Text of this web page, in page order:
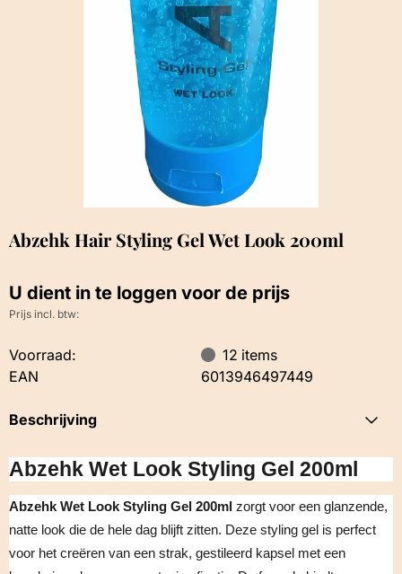
Abzehk Hair Styling Gel Wet Look 200ml
U dient in te loggen voor de prijs
Prijs incl. btw:
Voorraad: 12 items
EAN
6013946497449
Beschrijving
Abzehk Wet Look Styling Gel 200ml
Abzehk Wet Look Styling Gel 200ml zorgt voor een glanzende,
natte look die de hele dag blijft zitten. Deze styling gel is perfect
voor het creëren van een strak, gestileerd kapsel met een